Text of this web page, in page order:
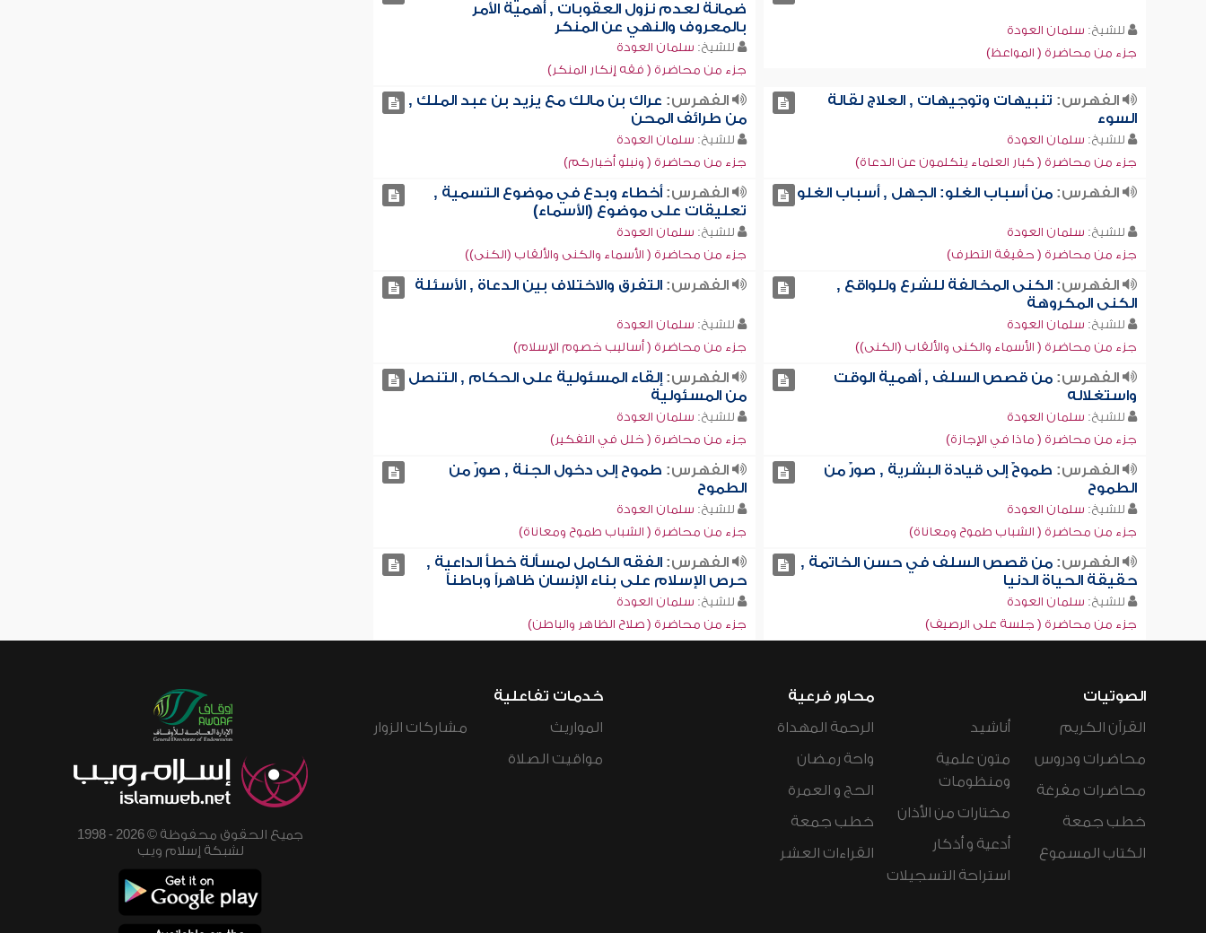
للشيخ: سلمان العودة
جزء من محاضرة ( المواعظ)
ضمانة لعدم نزول العقوبات , أهمية الأمر
بالمعروف والنهي عن المنكر
للشيخ: سلمان العودة
جزء من محاضرة ( فقه إنكار المنكر)
الفهرس: تنبيهات وتوجيهات , العلاج لقالة
السوء
للشيخ: سلمان العودة
جزء من محاضرة ( كبار العلماء يتكلمون عن الدعاة)
الفهرس: عراك بن مالك مع يزيد بن عبد الملك ,
من طرائف المحن
للشيخ: سلمان العودة
جزء من محاضرة ( ونبلو أخباركم)
الفهرس:من أسباب الغلو: الجهل , أسباب الغلو
للشيخ: سلمان العودة
جزء من محاضرة ( حقيقة التطرف)
الفهرس: أخطاء وبدع في موضوع التسمية ,
تعليقات على موضوع (الأسماء)
للشيخ: سلمان العودة
جزء من محاضرة ( الأسماء والكنى والألقاب (الكنى))
الفهرس:الكنى المخالفة للشرع وللواقع ,
الكنى المكروهة
للشيخ: سلمان العودة
جزء من محاضرة ( الأسماء والكنى والألقاب (الكنى))
الفهرس: التفرق والاختلاف بين الدعاة , الأسئلة
للشيخ: سلمان العودة
جزء من محاضرة ( أساليب خصوم الإسلام)
الفهرس:من قصص السلف , أهمية الوقت
واستغلاله
للشيخ: سلمان العودة
جزء من محاضرة ( ماذا في الإجازة)
الفهرس: إلقاء المسئولية على الحكام , التنصل
من المسئولية
للشيخ: سلمان العودة
جزء من محاضرة ( خلل في التفكير)
الفهرس: طموحٌ إلى قيادة البشرية , صورٌ من
الطموح
للشيخ: سلمان العودة
جزء من محاضرة ( الشباب طموح ومعاناة)
الفهرس: طموح إلى دخول الجنة , صورٌ من
الطموح
للشيخ: سلمان العودة
جزء من محاضرة ( الشباب طموح ومعاناة)
الفهرس:من قصص السلف في حسن الخاتمة ,
حقيقة الحياة الدنيا
للشيخ: سلمان العودة
جزء من محاضرة ( جلسة على الرصيف)
الفهرس: الفقه الكامل لمسألة خطأ الداعية ,
حرص الإسلام على بناء الإنسان ظاهراً وباطناً
للشيخ: سلمان العودة
جزء من محاضرة ( صلاح الظاهر والباطن)
الصوتيات
القرآن الكريم
محاضرات ودروس
محاضرات مفرغة
خطب جمعة
الكتاب المسموع
أناشيد
متون علمية
ومنظومات
مختارات من الأذان
أدعية و أذكار
استراحة التسجيلات
محاور فرعية
الرحمة المهداة
واحة رمضان
الحج و العمرة
خطب جمعة
القراءات العشر
خدمات تفاعلية
المواريث
مواقيت الصلاة
مشاركات الزوار
جميع الحقوق محفوظة © 2026 - 1998
لشبكة إسلام ويب